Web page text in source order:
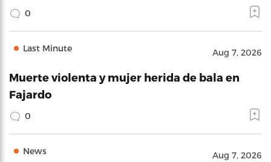
0
Last Minute Aug 7, 2026
Muerte violenta y mujer herida de bala en
Fajardo
0
News Aug 7, 2026